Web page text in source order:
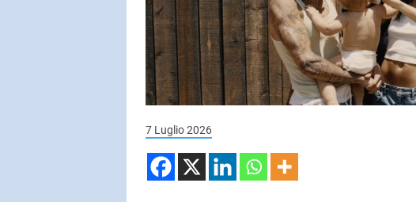
7 Luglio 2026
SUBASIO PER UN'ORA D'AMORE
Subasio Per Un'Ora
D'Amore